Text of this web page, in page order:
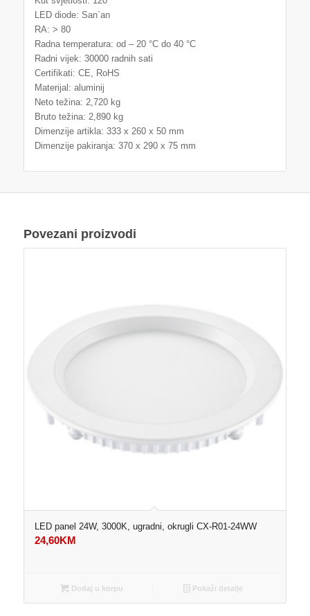
LED diode: San`an
RA: > 80
Radna temperatura: od – 20 °C do 40 °C
Radni vijek: 30000 radnih sati
Certifikati: CE, RoHS
Materijal: aluminij
Neto težina: 2,720 kg
Bruto težina: 2,890 kg
Dimenzije artikla: 333 x 260 x 50 mm
Dimenzije pakiranja: 370 x 290 x 75 mm
Povezani proizvodi
LED panel 24W, 3000K, ugradni, okrugli CX-R01-24WW
24,60KM
Dodaj u korpu Pokaži detalje